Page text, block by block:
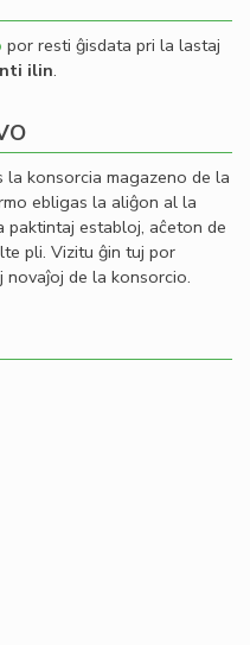
por resti ĝisdata pri la lastaj
ilin.
la konsorcia magazeno de la
ebligas la aliĝon al la
paktintaj establoj, aĉeton de
pli. Vizitu ĝin tuj por
novaĵoj de la konsorcio.